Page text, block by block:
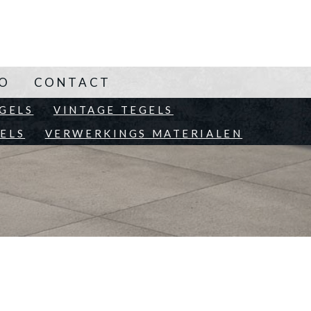
VINTAGE TEGELS
VERWERKINGS MATERIALEN
CONTACT